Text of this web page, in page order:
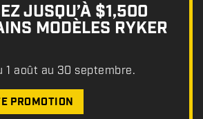
JUSQU’À $1,500
MODÈLES RYKER
1 août au 30 septembre.
PROMOTION